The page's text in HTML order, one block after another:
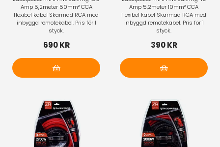
Amp 5,2meter 50mm² CCA
flexibel kabel Skärmad RCA med
inbyggd remotekabel. Pris för 1
styck.
690 KR
Amp 5,2meter 10mm² CCA
flexibel kabel Skärmad RCA med
inbyggd remotekabel. Pris för 1
styck.
390 KR